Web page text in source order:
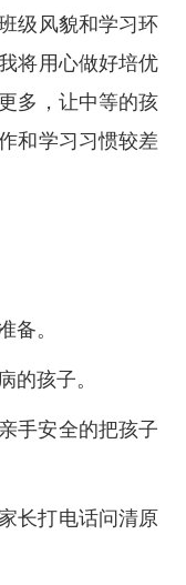
级风貌和学习环
将用心做好培优
多，让中等的孩
和学习习惯较差
备。
的孩子。
手安全的把孩子
长打电话问清原